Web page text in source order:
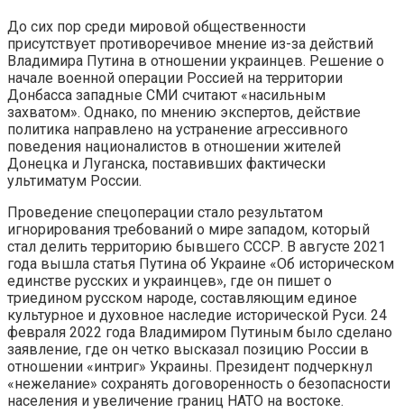
До сих пор среди мировой общественности
присутствует противоречивое мнение из-за действий
Владимира Путина в отношении украинцев. Решение о
начале военной операции Россией на территории
Донбасса западные СМИ считают «насильным
захватом». Однако, по мнению экспертов, действие
политика направлено на устранение агрессивного
поведения националистов в отношении жителей
Донецка и Луганска, поставивших фактически
ультиматум России.
Проведение спецоперации стало результатом
игнорирования требований о мире западом, который
стал делить территорию бывшего СССР. В августе 2021
года вышла статья Путина об Украине «Об историческом
единстве русских и украинцев», где он пишет о
триедином русском народе, составляющим единое
культурное и духовное наследие исторической Руси. 24
февраля 2022 года Владимиром Путиным было сделано
заявление, где он четко высказал позицию России в
отношении «интриг» Украины. Президент подчеркнул
«нежелание» сохранять договоренность о безопасности
населения и увеличение границ НАТО на востоке.